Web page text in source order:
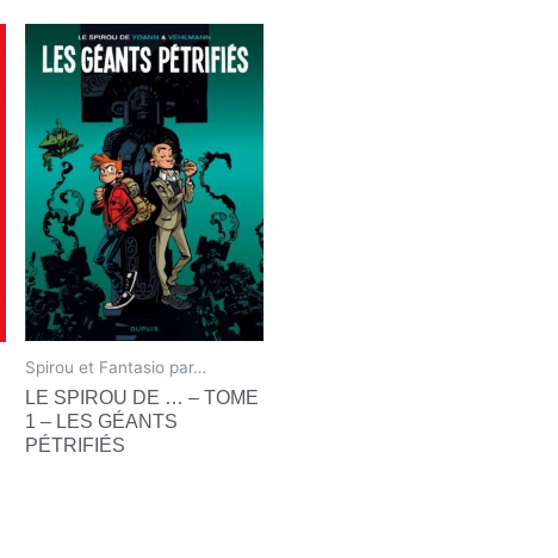
Spirou et Fantasio par…
LE SPIROU DE … – TOME
1 – LES GÉANTS
PÉTRIFIÉS